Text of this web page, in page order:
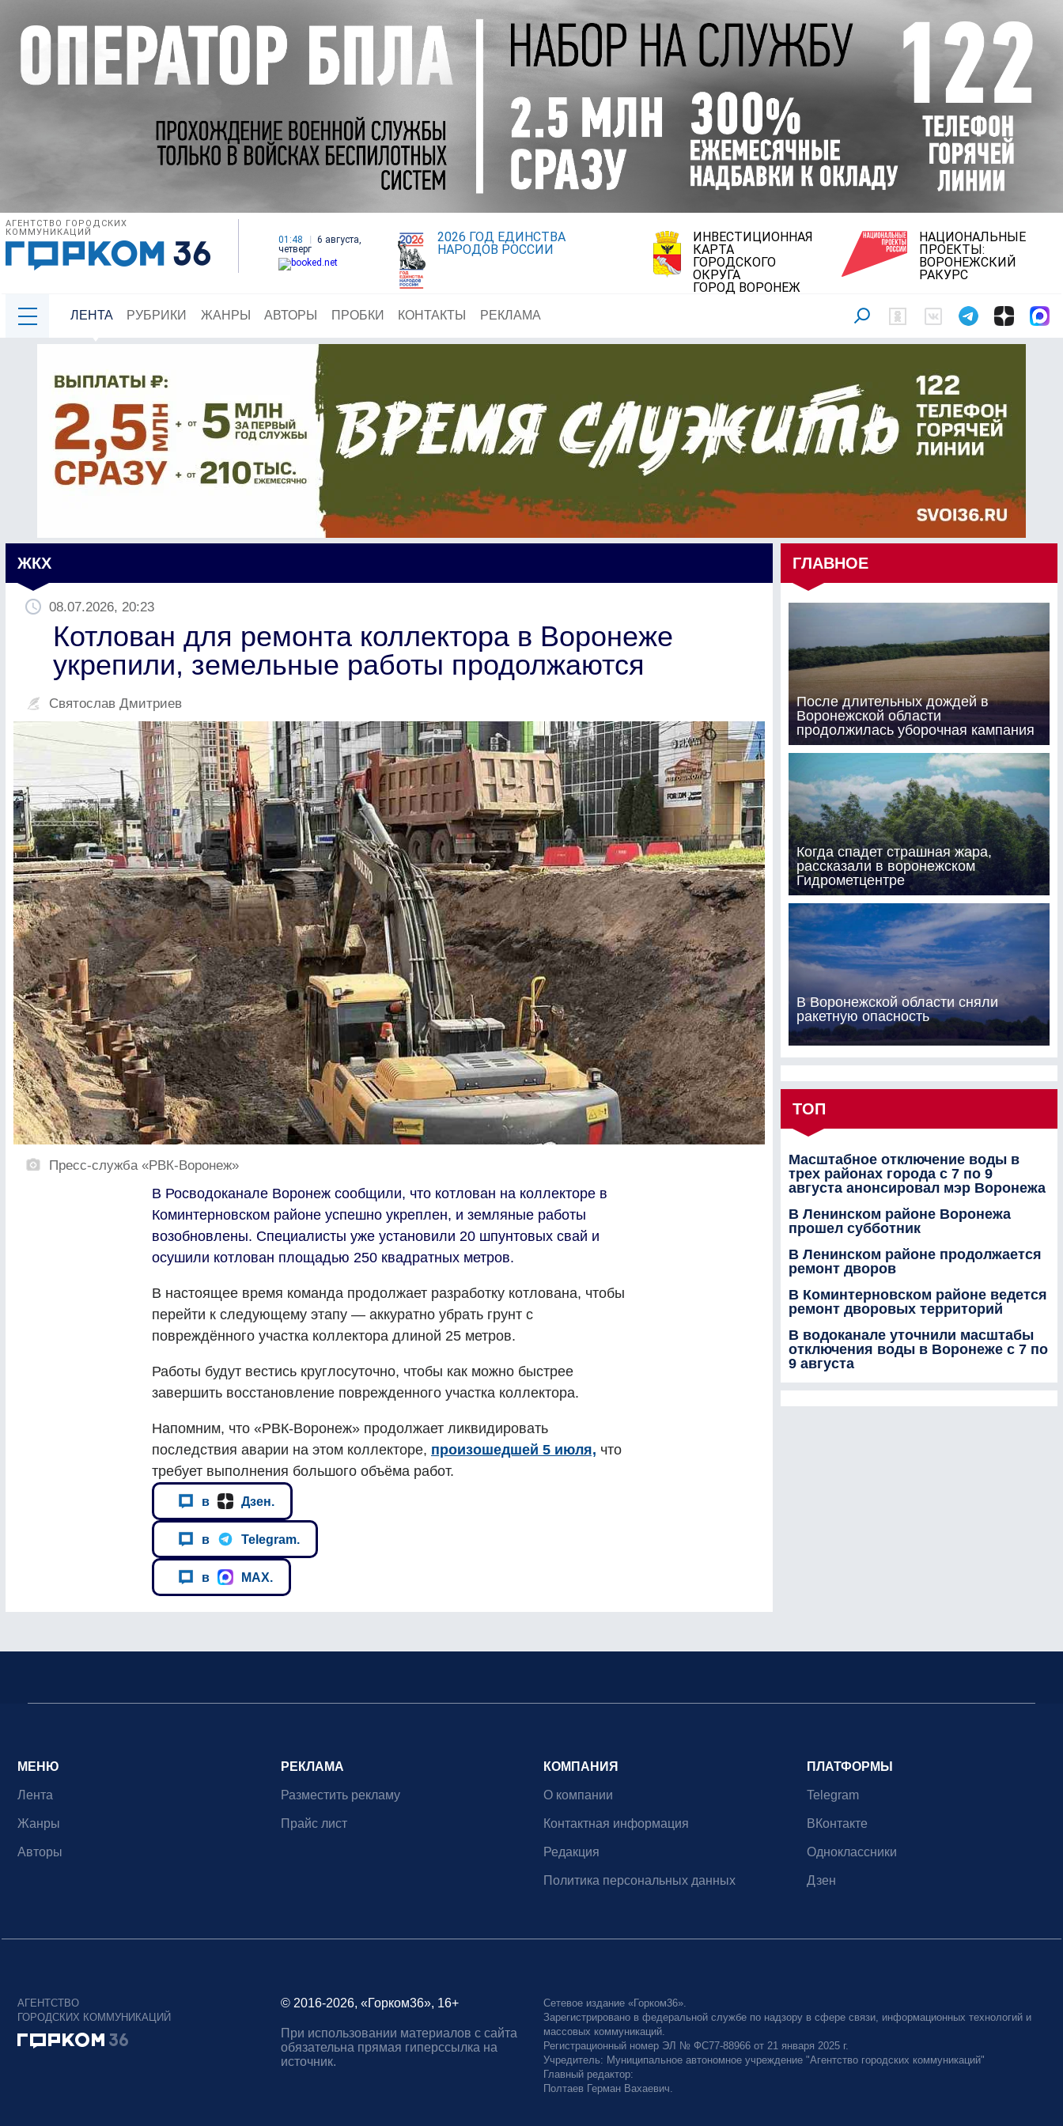
АГЕНТСТВО ГОРОДСКИХ
КОММУНИКАЦИЙ
01:48
6 августа,
четверг
2026 ГОД ЕДИНСТВА
НАРОДОВ РОССИИ
ИНВЕСТИЦИОННАЯ
КАРТА
ГОРОДСКОГО
ОКРУГА
ГОРОД ВОРОНЕЖ
НАЦИОНАЛЬНЫЕ
ПРОЕКТЫ:
ВОРОНЕЖСКИЙ
РАКУРС
ЛЕНТА РУБРИКИ ЖАНРЫ АВТОРЫ ПРОБКИ КОНТАКТЫ РЕКЛАМА
ЖКХ
08.07.2026, 20:23
Котлован для ремонта коллектора в Воронеже
укрепили, земельные работы продолжаются
Святослав Дмитриев
Пресс-служба «РВК-Воронеж»
В Росводоканале Воронеж сообщили, что котлован на коллекторе в
Коминтерновском районе успешно укреплен, и земляные работы
возобновлены. Специалисты уже установили 20 шпунтовых свай и
осушили котлован площадью 250 квадратных метров.
В настоящее время команда продолжает разработку котлована, чтобы
перейти к следующему этапу — аккуратно убрать грунт с
повреждённого участка коллектора длиной 25 метров.
Работы будут вестись круглосуточно, чтобы как можно быстрее
завершить восстановление поврежденного участка коллектора.
Напомним, что «РВК-Воронеж» продолжает ликвидировать
последствия аварии на этом коллекторе, произошедшей 5 июля, что
требует выполнения большого объёма работ.
в Дзен.
в Telegram.
в MAX.
ГЛАВНОЕ
После длительных дождей в
Воронежской области
продолжилась уборочная кампания
Когда спадет страшная жара,
рассказали в воронежском
Гидрометцентре
В Воронежской области сняли
ракетную опасность
ТОП
Масштабное отключение воды в
трех районах города с 7 по 9
августа анонсировал мэр Воронежа
В Ленинском районе Воронежа
прошел субботник
В Ленинском районе продолжается
ремонт дворов
В Коминтерновском районе ведется
ремонт дворовых территорий
В водоканале уточнили масштабы
отключения воды в Воронеже с 7 по
9 августа
МЕНЮ
Лента
Жанры
Авторы
РЕКЛАМА
Разместить рекламу
Прайс лист
КОМПАНИЯ
О компании
Контактная информация
Редакция
Политика персональных данных
ПЛАТФОРМЫ
Telegram
ВКонтакте
Одноклассники
Дзен
АГЕНТСТВО
ГОРОДСКИХ КОММУНИКАЦИЙ
© 2016-2026, «Горком36», 16+
При использовании материалов с сайта
обязательна прямая гиперссылка на
источник.
Сетевое издание «Горком36».
Зарегистрировано в федеральной службе по надзору в сфере связи, информационных технологий и
массовых коммуникаций.
Регистрационный номер ЭЛ № ФС77-88966 от 21 января 2025 г.
Учредитель: Муниципальное автономное учреждение "Агентство городских коммуникаций"
Главный редактор:
Полтаев Герман Вахаевич.